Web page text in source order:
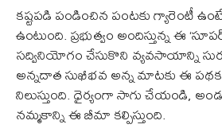
కష్టపడి పండించిన పంటకు గ్యారెంటీ
ఉంటుంది. ప్రభుత్వం అందిస్తున్న ఈ
సద్వినియోగం చేసుకొని వ్యవసాయాన్ని
అన్నదాత సుఖీభవ అన్న మాటకు ఈ
నిలుస్తుంది. ధైర్యంగా సాగు చేయండి,
నమ్మకాన్ని ఈ బీమా కల్పిస్తుంది.